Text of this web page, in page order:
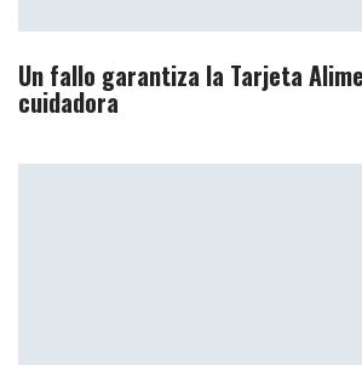
Un fallo garantiza la Tarjeta
cuidadora